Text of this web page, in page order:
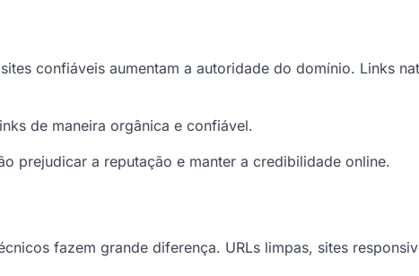
confiáveis aumentam a autoridade do domínio. Links
de maneira orgânica e confiável.
prejudicar a reputação e manter a credibilidade online.
fazem grande diferença. URLs limpas, sites